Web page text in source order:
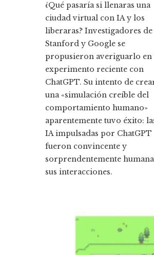
¿Qué pasaría si llenaras una
ciudad virtual con IA y los
liberaras? Investigadores de
Stanford y Google se
propusieron averiguarlo en
experimento reciente con
ChatGPT. Su intento de
una «simulación creíble del
comportamiento humano»
aparentemente tuvo éxito:
IA impulsadas por ChatGPT
fueron convincente y
sorprendentemente
sus interacciones.